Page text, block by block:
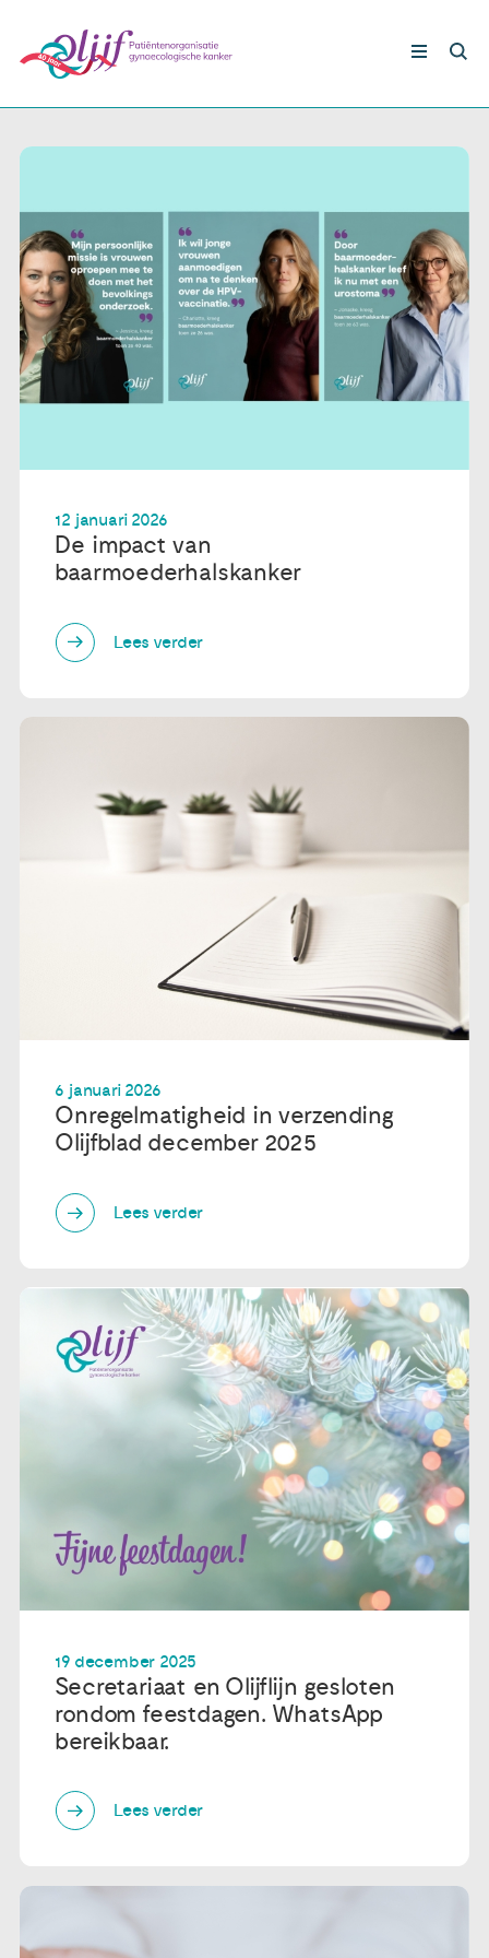
Publicaties
Over ons
Contact
Gynaecologische kankers
Lotgenoten
Leven met/na kanker
Steun ons
Nieuws
12 januari 2026
De impact van
baarmoederhalskanker
Lees verder
6 januari 2026
Onregelmatigheid in verzending
Olijfblad december 2025
Lees verder
19 december 2025
Secretariaat en Olijflijn gesloten
rondom feestdagen. WhatsApp
bereikbaar.
Lees verder